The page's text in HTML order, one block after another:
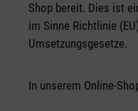
Shop bereit. Dies ist
im Sinne Richtlinie
Umsetzungsgesetze.
In unserem Online-